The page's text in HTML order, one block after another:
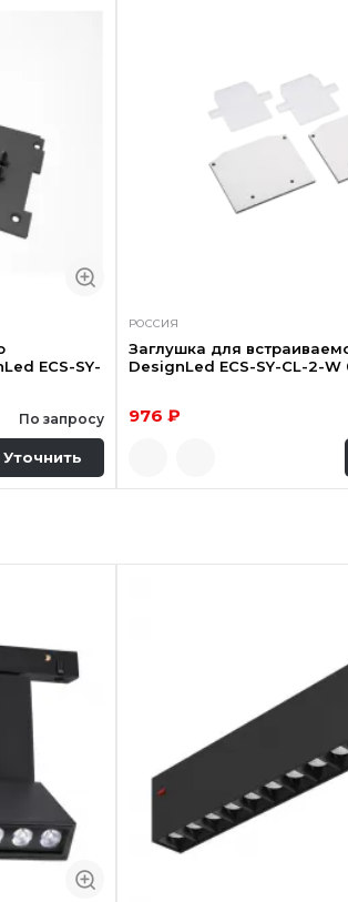
ECS-SY-
По запросу
Уточнить
РОССИЯ
Заглушка для
DesignLed ECS-SY-CL-2-W
976 ₽